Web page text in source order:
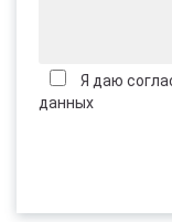
Я даю
данных